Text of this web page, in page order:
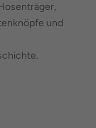
und